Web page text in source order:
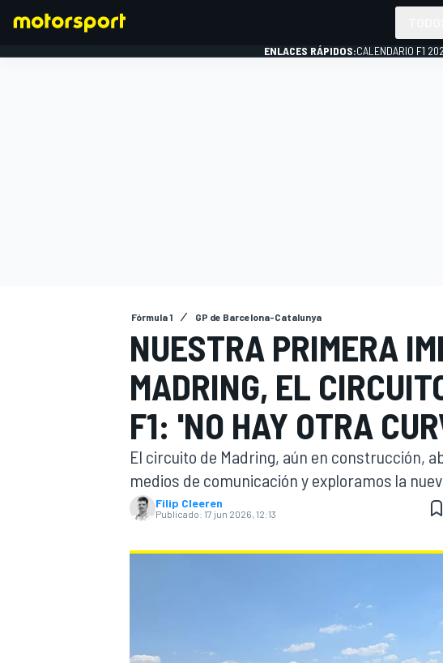
INDYCAR
ENLACES RÁPIDOS:CALENDARIO F1
Fórmula 1 GP de Barcelona-Catalunya
NUESTRA PRIMERA
MADRING, EL
F1: 'NO HAY OTRA
El circuito de Madring, aún en construcción,
medios de comunicación y exploramos la
Filip Cleeren
Publicado: 17 jun 2026, 12:13